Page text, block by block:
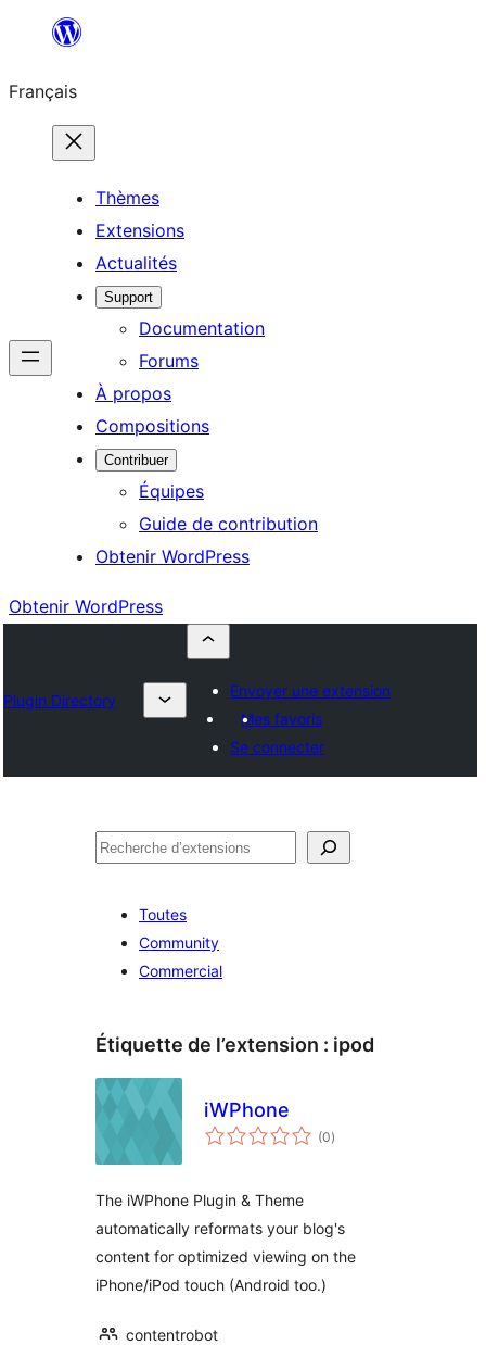
contenu
Français
Thèmes
Extensions
Actualités
Support
Documentation
Forums
À propos
Compositions
Contribuer
Équipes
Guide de contribution
Obtenir WordPress
Obtenir WordPress
Plugin Directory
Envoyer une extension
Mes favoris
Se connecter
Rechercher
Toutes
Community
Commercial
Étiquette de l’extension : ipod
iWPhone
(0notes
en
)
The iWPhone Plugin & Theme
automatically reformats your blog's
content for optimized viewing on the
iPhone/iPod touch (Android too.)
contentrobot